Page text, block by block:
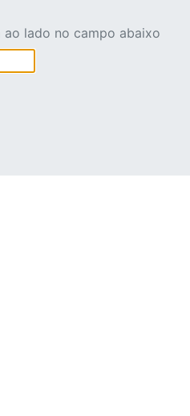
lado no campo abaixo